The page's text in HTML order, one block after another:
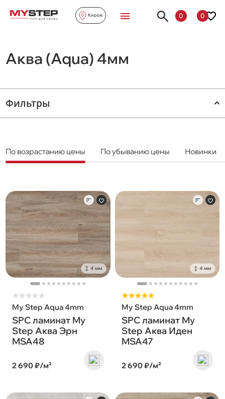
Киров 0 0
Аква (Aqua) 4мм
Фильтры
По возрастанию цены По убыванию цены Новинки
4 мм
★★★★★
My Step Aqua 4mm
SPC ламинат My
Step Аква Эрн
MSA48
2 690 ₽/м²
4 мм
★★★★★
My Step Aqua 4mm
SPC ламинат My
Step Аква Иден
MSA47
2 690 ₽/м²